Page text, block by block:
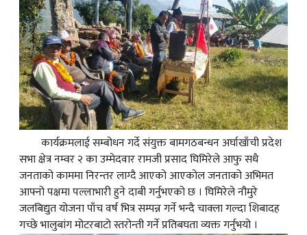
News
कार्यक्रमलाई सम्बोधन गर्दे संयुक्त बामगठबन्धन अर्घाखाँची प्रदेश
सभा क्षेत्र नम्वर २ का उम्मेदवार रामजी प्रसाद घिमिरेले आफु सधै
जनताको काममा निरन्तर लाग्दै आएको आएकोल जनताको अभिमत
आफ्नो पक्षमा पल्लाभारी हुने दाबी गर्नुभएको छ । घिमिरेले नौमुरे
जलबिद्युत योजना पाँच वर्ष भित्र सम्पन्न गर्ने भन्दै चाक्ला गल्दा शिबादह
गच्छे भालुबांग मोटरबाटो स्तरोन्ती गर्ने प्रतिबघता व्यक्त गर्नुभयो ।